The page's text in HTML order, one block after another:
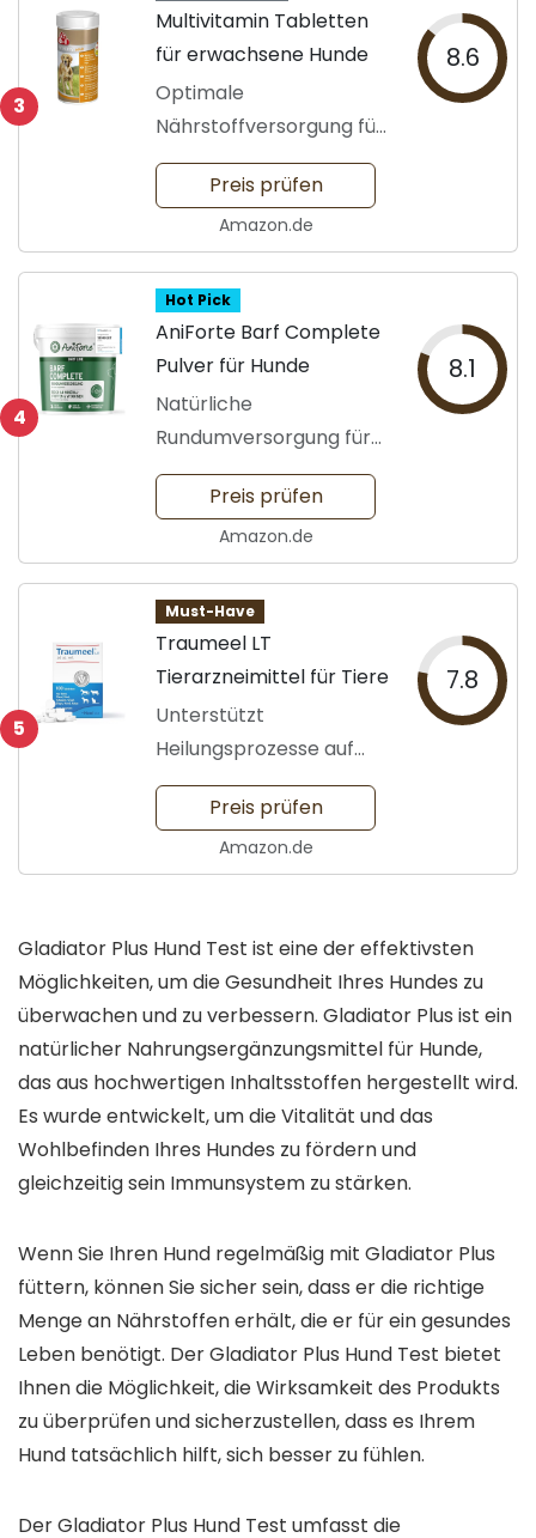
3
Multivitamin Tabletten
für erwachsene Hunde
Optimale
Nährstoffversorgung für
Hunde
8.6
Preis prüfen
Amazon.de
4
Hot Pick
AniForte Barf Complete
Pulver für Hunde
Natürliche
Rundumversorgung für
Hunde
8.1
Preis prüfen
Amazon.de
5
Must-Have
Traumeel LT
Tierarzneimittel für Tiere
Unterstützt
Heilungsprozesse auf
natürliche Weise
7.8
Preis prüfen
Amazon.de
Gladiator Plus Hund Test ist eine der effektivsten
Möglichkeiten, um die Gesundheit Ihres Hundes zu
überwachen und zu verbessern. Gladiator Plus ist ein
natürlicher Nahrungsergänzungsmittel für Hunde,
das aus hochwertigen Inhaltsstoffen hergestellt wird.
Es wurde entwickelt, um die Vitalität und das
Wohlbefinden Ihres Hundes zu fördern und
gleichzeitig sein Immunsystem zu stärken.
Wenn Sie Ihren Hund regelmäßig mit Gladiator Plus
füttern, können Sie sicher sein, dass er die richtige
Menge an Nährstoffen erhält, die er für ein gesundes
Leben benötigt. Der Gladiator Plus Hund Test bietet
Ihnen die Möglichkeit, die Wirksamkeit des Produkts
zu überprüfen und sicherzustellen, dass es Ihrem
Hund tatsächlich hilft, sich besser zu fühlen.
Der Gladiator Plus Hund Test umfasst die